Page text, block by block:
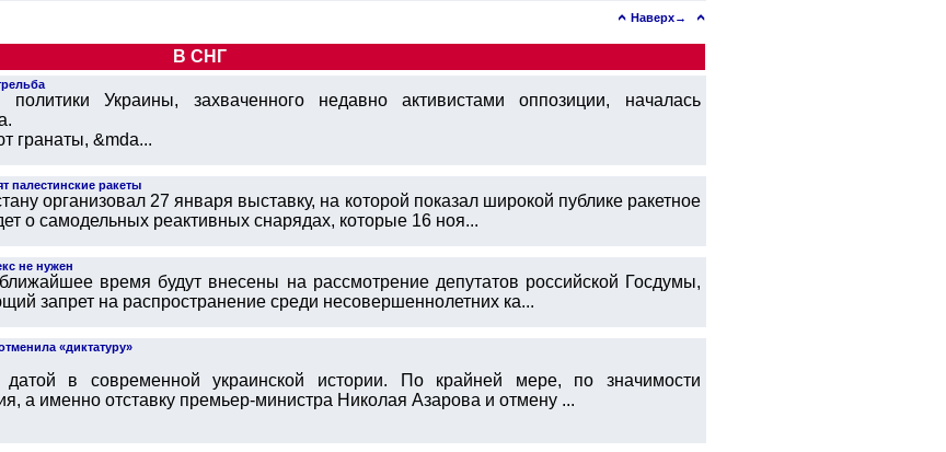
Наверх→
В СНГ
Украины, захваченного недавно активистами оппозиции, началась
гранаты, &mda...
палестинские ракеты
организовал 27 января выставку, на которой показал широкой публике ракетное
о самодельных реактивных снарядах, которые 16 ноя...
не нужен
время будут внесены на рассмотрение депутатов российской Госдумы,
запрет на распространение среди несовершеннолетних ка...
«диктатуру»
в современной украинской истории. По крайней мере, по значимости
а именно отставку премьер-министра Николая Азарова и отмену ...